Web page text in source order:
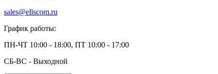
sales@eliscom.ru
График работы:
ПН-ЧТ 10:00 - 18:00, ПТ 10:00 - 17:00
CБ-ВС - Выходной